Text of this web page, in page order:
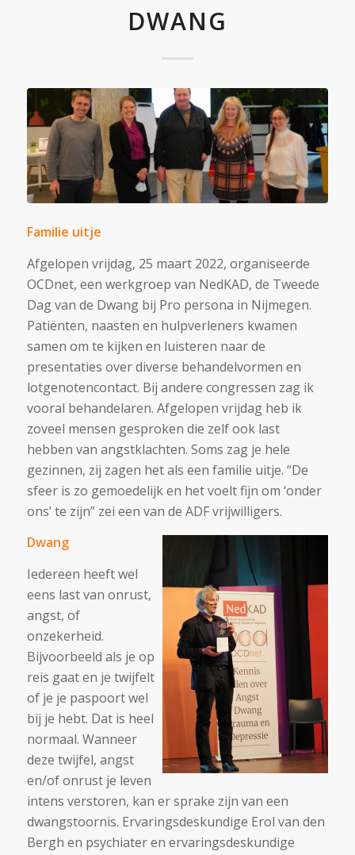
DWANG
Familie uitje
Afgelopen vrijdag, 25 maart 2022, organiseerde
OCDnet, een werkgroep van NedKAD, de Tweede
Dag van de Dwang bij Pro persona in Nijmegen.
Patiënten, naasten en hulpverleners kwamen
samen om te kijken en luisteren naar de
presentaties over diverse behandelvormen en
lotgenotencontact. Bij andere congressen zag ik
vooral behandelaren. Afgelopen vrijdag heb ik
zoveel mensen gesproken die zelf ook last
hebben van angstklachten. Soms zag je hele
gezinnen, zij zagen het als een familie uitje. “De
sfeer is zo gemoedelijk en het voelt fijn om ‘onder
ons’ te zijn” zei een van de ADF vrijwilligers.
Dwang
Iedereen heeft wel
eens last van onrust,
angst, of
onzekerheid.
Bijvoorbeeld als je op
reis gaat en je twijfelt
of je je paspoort wel
bij je hebt. Dat is heel
normaal. Wanneer
deze twijfel, angst
en/of onrust je leven
intens verstoren, kan er sprake zijn van een
dwangstoornis. Ervaringsdeskundige Erol van den
Bergh en psychiater en ervaringsdeskundige